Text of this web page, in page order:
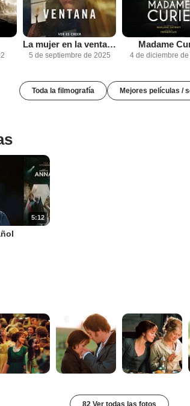
La mujer en la ventana
5 de septiembre de 2025
Madame
4 de diciembre
Toda la filmografía Mejores películas /
5:12